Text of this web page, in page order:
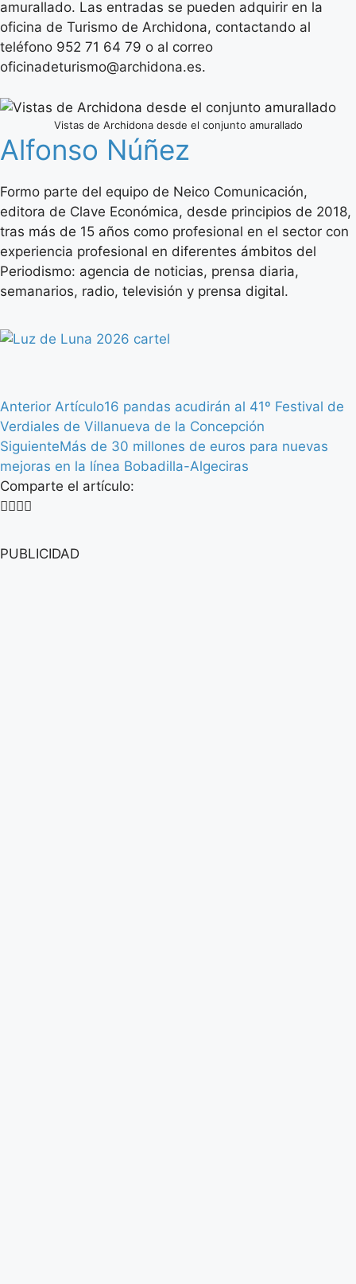
amurallado. Las entradas se pueden adquirir en la
oficina de Turismo de Archidona, contactando al
teléfono 952 71 64 79 o al correo
oficinadeturismo@archidona.es.
Vistas de Archidona desde el conjunto amurallado
Alfonso Núñez
Formo parte del equipo de Neico Comunicación,
editora de Clave Económica, desde principios de 2018,
tras más de 15 años como profesional en el sector con
experiencia profesional en diferentes ámbitos del
Periodismo: agencia de noticias, prensa diaria,
semanarios, radio, televisión y prensa digital.
Anterior Artículo16 pandas acudirán al 41º Festival de
Verdiales de Villanueva de la Concepción
SiguienteMás de 30 millones de euros para nuevas
mejoras en la línea Bobadilla-Algeciras
Comparte el artículo:
PUBLICIDAD